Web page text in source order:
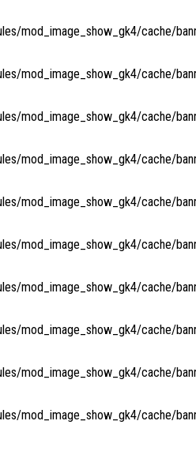
mod_image_show_gk4/cache/
mod_image_show_gk4/cache/
mod_image_show_gk4/cache/
mod_image_show_gk4/cache/
mod_image_show_gk4/cache/
mod_image_show_gk4/cache/
mod_image_show_gk4/cache/
mod_image_show_gk4/cache/
mod_image_show_gk4/cache/
mod_image_show_gk4/cache/